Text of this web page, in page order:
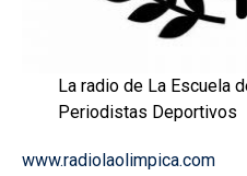
La radio de La Escuela
Periodistas Deportivos
www.radiolaolimpica.com